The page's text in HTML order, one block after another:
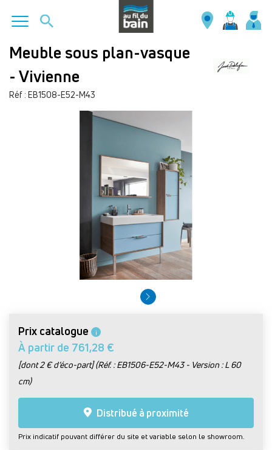
Aller
contenu
principal
Meuble sous plan-vasque
- Vivienne
Réf : EB1508-E52-M43
Prix catalogue i
À partir de 761,28 €
[dont 2 € d’éco-part] (Réf. : EB1506-E52-M43 - Version : L 60
cm)
Distribué à proximité
Prix indicatif pouvant différer du site et variable selon le showroom.